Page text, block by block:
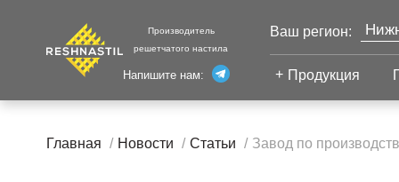
Производитель
решетчатого настила
Напишите нам:
Ваш регион:
Продукция
Главная Новости Статьи Завод по